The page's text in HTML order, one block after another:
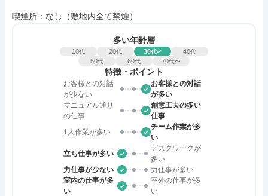
喫煙所：なし（敷地内全て禁煙）
多い年齢層
10代 20代 30代 40代
50代 60代 70代〜
特徴・ポイント
お客様との対話
が少ない
お客様との対話
が多い
マニュアル通り
の仕事
創意工夫の多い
仕事
1人作業が多い
チーム作業が多
い
立ち仕事が多い
デスクワークが
多い
力仕事が少ない
力仕事が多い
室内の仕事が多
い
室外の仕事が多
い